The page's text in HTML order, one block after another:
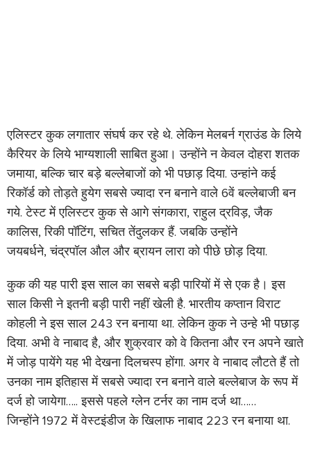
एलिस्टर कुक लगातार संघर्ष कर रहे थे. लेकिन मेलबर्न ग्राउंड के लिये
कैरियर के लिये भाग्यशाली साबित हुआ। उन्होंने न केवल दोहरा शतक
जमाया,बल्कि चार बड़े बल्लेबाजों को भी पछाड़ दिया. उन्हांने कई
रिकॉर्ड को तोड़ते हुयेग सबसे ज्यादा रन बनाने वाले 6वें बल्लेबाजी बन
गये. टेस्ट में एलिस्टर कुक से आगे संगकारा,राहुल द्रविड़,जैक
कालिस,रिकी पॉटिंग,सचित तेंदुलकर हैं. जबकि उन्होंने
जयबर्धने,चंद्रपॉल औल और ब्रायन लारा को पीछे छोड़ दिया.
कुक की यह पारी इस साल का सबसे बड़ी पारियों में से एक है। इस
साल किसी ने इतनी बड़ी पारी नहीं खेली है. भारतीय कप्तान विराट
कोहली ने इस साल 243 रन बनाया था. लेकिन कुक ने उन्हे भी पछाड़
दिया. अभी वे नाबाद है, और शुक्रवार को वे कितना और रन अपने खाते
में जोड़ पायेंगे यह भी देखना दिलचस्प होंगा. अगर वे नाबाद लौटते हैं तो
उनका नाम इतिहास में सबसे ज्यादा रन बनाने वाले बल्लेबाज के रूप में
दर्ज हो जायेगा….. इससे पहले ग्लेन टर्नर का नाम दर्ज था……
जिन्होंने1972 में वेस्टइंडीज के खिलाफ नाबाद 223 रन बनाया था.